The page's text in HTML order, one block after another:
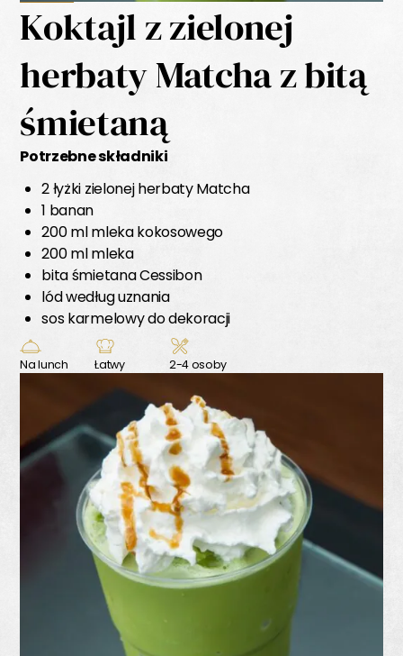
Koktajl z zielonej
herbaty Matcha z bitą
śmietaną
Potrzebne składniki
2 łyżki zielonej herbaty Matcha
1 banan
200 ml mleka kokosowego
200 ml mleka
bita śmietanaCessibon
lód według uznania
sos karmelowy do dekoracji
Na lunch Łatwy 2-4 osoby